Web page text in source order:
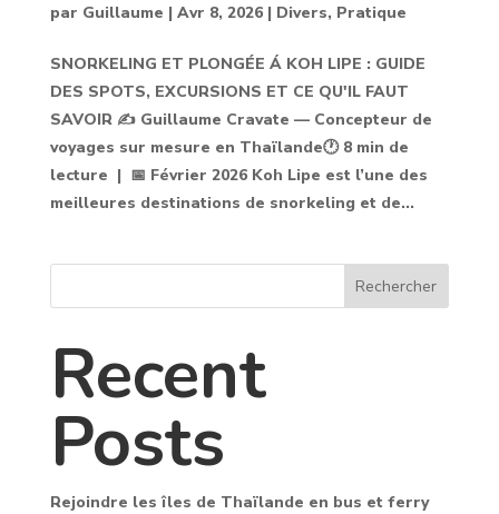
par Guillaume | Avr 8, 2026| Divers, Pratique
SNORKELING ET PLONGÉE Á KOH LIPE : GUIDE
DES SPOTS, EXCURSIONS ET CE QU'IL FAUT
SAVOIR ✍️ Guillaume Cravate — Concepteur de
voyages sur mesure en Thaïlande🕐 8 min de
lecture | 📅 Février 2026 Koh Lipe est l’une des
meilleures destinations de snorkeling et de...
Rechercher
Recent
Posts
Rejoindre les îles de Thaïlande en bus et ferry